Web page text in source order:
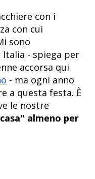
con i
con cui
sono
- spiega per
accorsa qui
- ma ogni anno
a questa festa. È
le nostre
almeno per